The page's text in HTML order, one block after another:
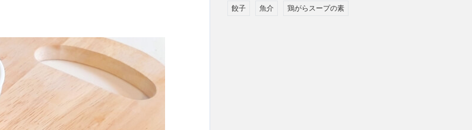
餃子 魚介 鶏がらスープの素